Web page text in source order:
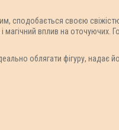
сподобається своєю
магічний вплив на оточуючих.
облягати фігуру, надає